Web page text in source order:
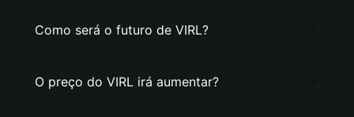
Como será o futuro de VIRL?
O preço do VIRL irá aumentar?